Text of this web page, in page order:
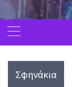
Σφηνάκια
με τις
μελών